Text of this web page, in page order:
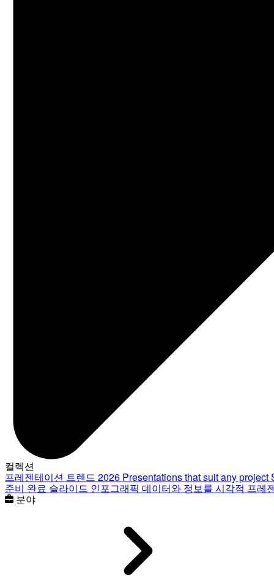
컬렉션
프레젠테이션 트렌드 2026 Presentations that suit any project
준비 완료 슬라이드 인포그래픽 데이터와 정보를 시각적 프레
분야